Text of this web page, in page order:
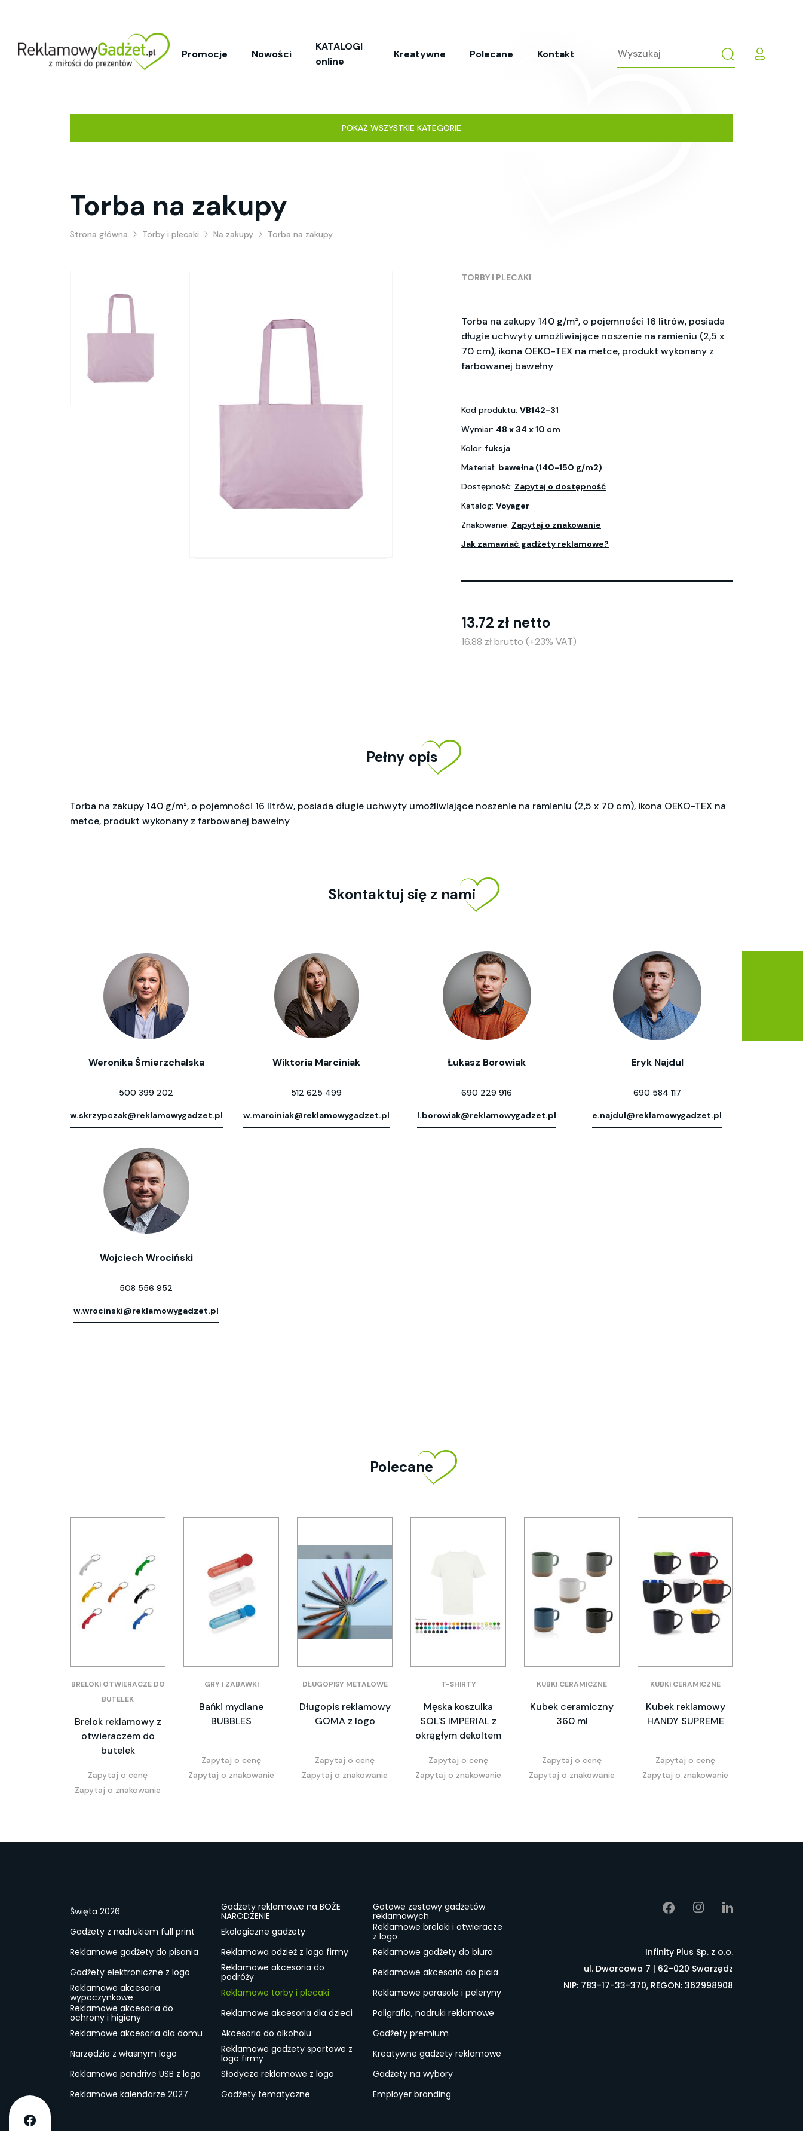
Promocje Nowości
KATALOGI
online
Kreatywne Polecane Kontakt
POKAŻ WSZYSTKIE KATEGORIE
Torba na zakupy
Strona główna Torby i plecaki Na zakupy Torba na zakupy
TORBY I PLECAKI
Torba na zakupy 140 g/m², o pojemności 16 litrów, posiada
długie uchwyty umożliwiające noszenie na ramieniu (2,5 x
70 cm), ikona OEKO-TEX na metce, produkt wykonany z
farbowanej bawełny
Kod produktu: VB142-31
Wymiar: 48 x 34 x 10 cm
Kolor: fuksja
Materiał: bawełna (140-150 g/m2)
Dostępność: Zapytaj o dostępność
Katalog: Voyager
Znakowanie: Zapytaj o znakowanie
Jak zamawiać gadżety reklamowe?
13.72 zł netto
16.88 zł brutto (+23% VAT)
Pełny opis
Torba na zakupy 140 g/m², o pojemności 16 litrów, posiada długie uchwyty umożliwiające noszenie na ramieniu (2,5 x 70 cm), ikona OEKO-TEX na
metce, produkt wykonany z farbowanej bawełny
Skontaktuj się z nami
Weronika Śmierzchalska
500 399 202
w.skrzypczak@reklamowygadzet.pl
Wiktoria Marciniak
512 625 499
w.marciniak@reklamowygadzet.pl
Łukasz Borowiak
690 229 916
l.borowiak@reklamowygadzet.pl
Eryk Najdul
690 584 117
e.najdul@reklamowygadzet.pl
Wojciech Wrociński
508 556 952
w.wrocinski@reklamowygadzet.pl
Polecane
BRELOKI OTWIERACZE DO
BUTELEK
Brelok reklamowy z
otwieraczem do
butelek
Zapytaj o cenę
Zapytaj o znakowanie
GRY I ZABAWKI
Bańki mydlane
BUBBLES
Zapytaj o cenę
Zapytaj o znakowanie
DŁUGOPISY METALOWE
Długopis reklamowy
GOMA z logo
Zapytaj o cenę
Zapytaj o znakowanie
T-SHIRTY
Męska koszulka
SOL'S IMPERIAL z
okrągłym dekoltem
Zapytaj o cenę
Zapytaj o znakowanie
KUBKI CERAMICZNE
Kubek ceramiczny
360 ml
Zapytaj o cenę
Zapytaj o znakowanie
KUBKI CERAMICZNE
Kubek reklamowy
HANDY SUPREME
Zapytaj o cenę
Zapytaj o znakowanie
Święta 2026
Gadżety reklamowe na BOŻE
NARODZENIE
Gotowe zestawy gadżetów
reklamowych
Gadżety z nadrukiem full print
Ekologiczne gadżety
Reklamowe breloki i otwieracze
z logo
Reklamowe gadżety do pisania
Reklamowa odzież z logo firmy
Reklamowe gadżety do biura
Gadżety elektroniczne z logo
Reklamowe akcesoria do
podróży
Reklamowe akcesoria do picia
Reklamowe akcesoria
wypoczynkowe
Reklamowe torby i plecaki
Reklamowe parasole i peleryny
Reklamowe akcesoria do
ochrony i higieny
Reklamowe akcesoria dla dzieci
Poligrafia, nadruki reklamowe
Reklamowe akcesoria dla domu
Akcesoria do alkoholu
Gadżety premium
Narzędzia z własnym logo
Reklamowe gadżety sportowe z
logo firmy
Kreatywne gadżety reklamowe
Reklamowe pendrive USB z logo
Słodycze reklamowe z logo
Gadżety na wybory
Reklamowe kalendarze 2027
Gadżety tematyczne Employer branding
Infinity Plus Sp. z o.o.
ul. Dworcowa 7 | 62-020 Swarzędz
NIP: 783-17-33-370, REGON: 362998908